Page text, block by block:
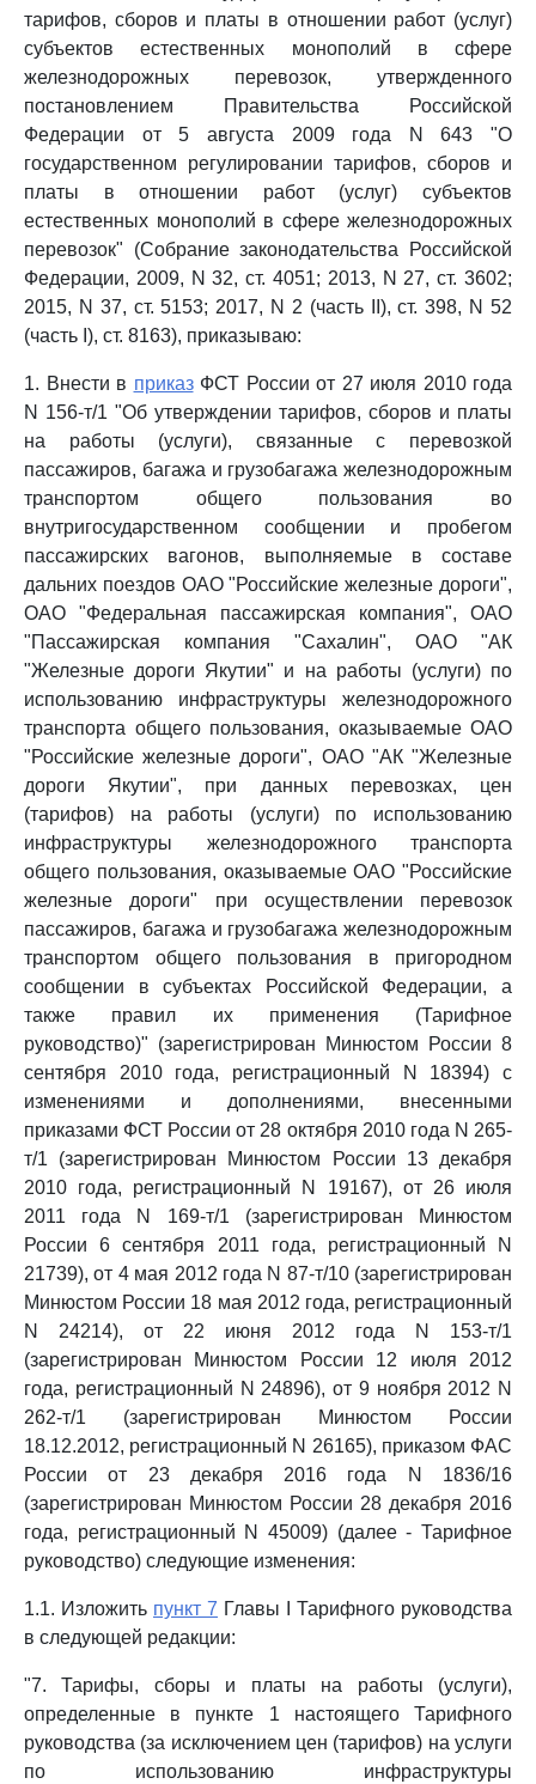
тарифов, сборов и платы в отношении работ (услуг)
субъектов естественных монополий в сфере
железнодорожных перевозок, утвержденного
постановлением Правительства Российской
Федерации от 5 августа 2009 года N 643 "О
государственном регулировании тарифов, сборов и
платы в отношении работ (услуг) субъектов
естественных монополий в сфере железнодорожных
перевозок" (Собрание законодательства Российской
Федерации, 2009, N 32, ст. 4051; 2013, N 27, ст. 3602;
2015, N 37, ст. 5153; 2017, N 2 (часть II), ст. 398, N 52
(часть I), ст. 8163), приказываю:
1. Внести в приказФСТ России от 27 июля 2010 года
N 156-т/1 "Об утверждении тарифов, сборов и платы
на работы (услуги), связанные с перевозкой
пассажиров, багажа и грузобагажа железнодорожным
транспортом общего пользования во
внутригосударственном сообщении и пробегом
пассажирских вагонов, выполняемые в составе
дальних поездов ОАО "Российские железные дороги",
ОАО "Федеральная пассажирская компания", ОАО
"Пассажирская компания "Сахалин", ОАО "АК
"Железные дороги Якутии" и на работы (услуги) по
использованию инфраструктуры железнодорожного
транспорта общего пользования, оказываемые ОАО
"Российские железные дороги", ОАО "АК "Железные
дороги Якутии", при данных перевозках, цен
(тарифов) на работы (услуги) по использованию
инфраструктуры железнодорожного транспорта
общего пользования, оказываемые ОАО "Российские
железные дороги" при осуществлении перевозок
пассажиров, багажа и грузобагажа железнодорожным
транспортом общего пользования в пригородном
сообщении в субъектах Российской Федерации, а
также правил их применения (Тарифное
руководство)" (зарегистрирован Минюстом России 8
сентября 2010 года, регистрационный N 18394) с
изменениями и дополнениями, внесенными
приказами ФСТ России от 28 октября 2010 года N 265-
т/1 (зарегистрирован Минюстом России 13 декабря
2010 года, регистрационный N 19167), от 26 июля
2011 года N 169-т/1 (зарегистрирован Минюстом
России 6 сентября 2011 года, регистрационный N
21739), от 4 мая 2012 года N 87-т/10 (зарегистрирован
Минюстом России 18 мая 2012 года, регистрационный
N 24214), от 22 июня 2012 года N 153-т/1
(зарегистрирован Минюстом России 12 июля 2012
года, регистрационный N 24896), от 9 ноября 2012 N
262-т/1 (зарегистрирован Минюстом России
18.12.2012, регистрационный N 26165), приказом ФАС
России от 23 декабря 2016 года N 1836/16
(зарегистрирован Минюстом России 28 декабря 2016
года, регистрационный N 45009) (далее - Тарифное
руководство) следующие изменения:
1.1. Изложить пункт 7 Главы I Тарифного руководства
в следующей редакции:
"7. Тарифы, сборы и платы на работы (услуги),
определенные в пункте 1 настоящего Тарифного
руководства (за исключением цен (тарифов) на услуги
по использованию инфраструктуры